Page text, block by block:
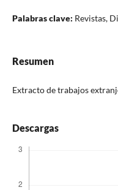
Palabras clave: Revistas,
Resumen
Extracto de trabajos
Descargas